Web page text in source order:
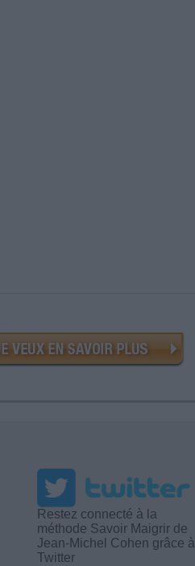
Restez connecté à la
méthode Savoir Maigrir de
Jean-Michel Cohen grâce à
Twitter